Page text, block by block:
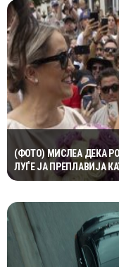
(ФОТО) МИСЛЕА ДЕКА
ЛУЃЕ ЈА ПРЕПЛАВИЈА